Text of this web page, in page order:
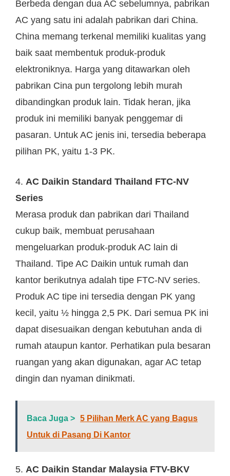
Berbeda dengan dua AC sebelumnya, pabrikan
AC yang satu ini adalah pabrikan dari China.
China memang terkenal memiliki kualitas yang
baik saat membentuk produk-produk
elektroniknya. Harga yang ditawarkan oleh
pabrikan Cina pun tergolong lebih murah
dibandingkan produk lain. Tidak heran, jika
produk ini memiliki banyak penggemar di
pasaran. Untuk AC jenis ini, tersedia beberapa
pilihan PK, yaitu 1-3 PK.
4. AC Daikin Standard Thailand FTC-NV
Series
Merasa produk dan pabrikan dari Thailand
cukup baik, membuat perusahaan
mengeluarkan produk-produk AC lain di
Thailand. Tipe AC Daikin untuk rumah dan
kantor berikutnya adalah tipe FTC-NV series.
Produk AC tipe ini tersedia dengan PK yang
kecil, yaitu ½ hingga 2,5 PK. Dari semua PK ini
dapat disesuaikan dengan kebutuhan anda di
rumah ataupun kantor. Perhatikan pula besaran
ruangan yang akan digunakan, agar AC tetap
dingin dan nyaman dinikmati.
Baca Juga > 5 Pilihan Merk AC yang Bagus
Untuk di Pasang Di Kantor
5. AC Daikin Standar Malaysia FTV-BKV